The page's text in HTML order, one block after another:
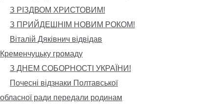
З РІЗДВОМ ХРИСТОВИМ!
З ПРИЙДЕШНІМ НОВИМ РОКОМ!
Віталій Дяківнич відвідав
Кременчуцьку громаду
З ДНЕМ СОБОРНОСТІ УКРАЇНИ!
Почесні відзнаки Полтавської
обласної ради передали родинам